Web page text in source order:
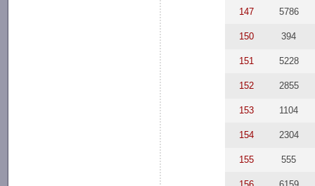
147 5786
150 394
151 5228
152 2855
153 1104
154 2304
155 555